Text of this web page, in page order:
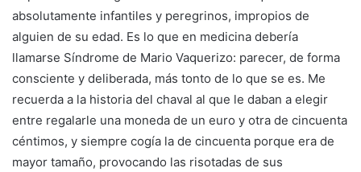
absolutamente infantiles y peregrinos, impropios de
alguien de su edad. Es lo que en medicina debería
llamarse Síndrome de Mario Vaquerizo: parecer, de forma
consciente y deliberada, más tonto de lo que se es. Me
recuerda a la historia del chaval al que le daban a elegir
entre regalarle una moneda de un euro y otra de cincuenta
céntimos, y siempre cogía la de cincuenta porque era de
mayor tamaño, provocando las risotadas de sus